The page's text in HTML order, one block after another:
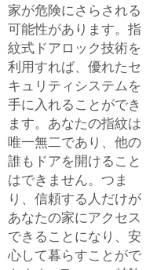
家が危険にさらされる
可能性があります。指
紋式ドアロック技術を
利用すれば、優れたセ
キュリティシステムを
手に入れることができ
ます。あなたの指紋は
唯一無二であり、他の
誰もドアを開けること
はできません。つま
り、信頼する人だけが
あなたの家にアクセス
できることになり、安
心して暮らすことがで